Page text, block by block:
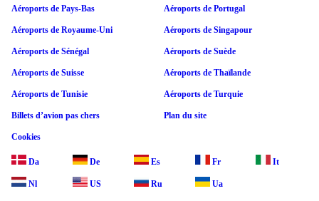
Aéroports de Pays-Bas Aéroports de Portugal
Aéroports de Royaume-Uni Aéroports de Singapour
Aéroports de Sénégal Aéroports de Suède
Aéroports de Suisse Aéroports de Thaïlande
Aéroports de Tunisie Aéroports de Turquie
Billets d’avion pas chers Plan du site
Cookies
Da De Es Fr It
Nl US Ru Ua